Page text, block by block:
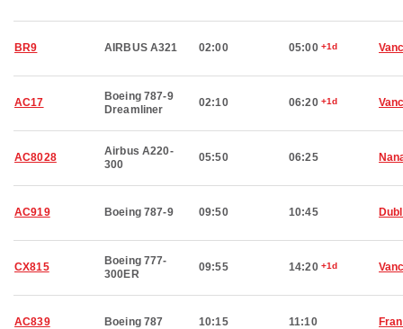
BR9 AIRBUS A321 02:00 05:00 +1d
AC17
Boeing 787-9
Dreamliner
02:10 06:20 +1d
AC8028
Airbus A220-
300
05:50 06:25
AC919 Boeing 787-9 09:50 10:45
CX815
Boeing 777-
300ER
09:55 14:20 +1d
AC839 Boeing 787 10:15 11:10